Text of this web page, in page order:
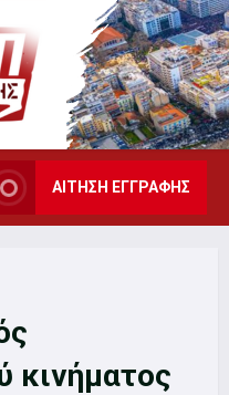
ΑΙΤΗΣΗ ΕΓΓΡΑΦΗΣ
κινήματος